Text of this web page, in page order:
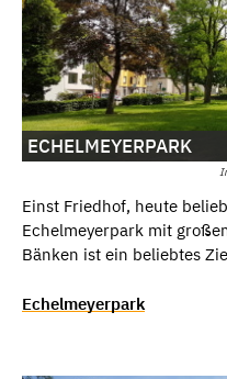
ECHELMEYERPARK
Einst Friedhof, heute
Echelmeyerpark mit
Bänken ist ein beliebtes
Echelmeyerpark